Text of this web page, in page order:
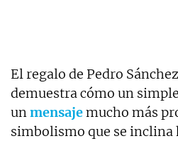
El regalo de Pedro
demuestra cómo un simple
unmensajemucho más
simbolismo que se inclina